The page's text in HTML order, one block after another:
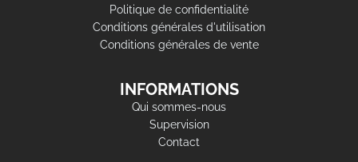
Politique de confidentialité
Conditions générales d'utilisation
Conditions générales de vente
INFORMATIONS
Qui sommes-nous
Supervision
Contact